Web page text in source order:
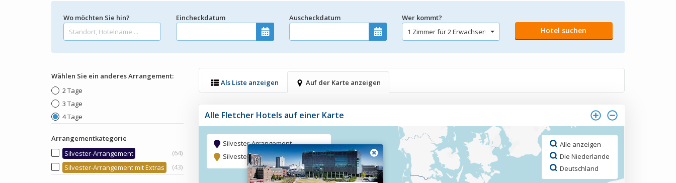
Wo möchten Sie hin? Eincheckdatum Auscheckdatum Wer kommt?
Wählen Sie ein anderes Arrangement:
2 Tage
3 Tage
4 Tage
Arrangementkategorie
Silvester-Arrangement
(64)
Silvester-Arrangement mit Extras
(43)
Als Liste anzeigen Auf der Karte anzeigen
Alle Fletcher Hotels auf einer Karte
Silvester-Arrangement
Silvester-Arrangement mit Extras
Alle anzeigen
Die Niederlande
Deutschland